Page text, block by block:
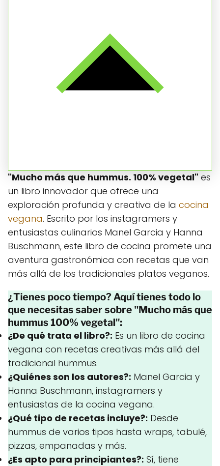
"Mucho más que hummus. 100% vegetal" es
un libro innovador que ofrece una
exploración profunda y creativa de la cocina
vegana. Escrito por los instagramers y
entusiastas culinarios Manel Garcia y Hanna
Buschmann, este libro de cocina promete una
aventura gastronómica con recetas que van
más allá de los tradicionales platos veganos.
¿Tienes poco tiempo? Aquí tienes todo lo
que necesitas saber sobre "Mucho más que
hummus 100% vegetal":
¿De qué trata el libro?: Es un libro de cocina
vegana con recetas creativas más allá del
tradicional hummus.
¿Quiénes son los autores?: Manel Garcia y
Hanna Buschmann, instagramers y
entusiastas de la cocina vegana.
¿Qué tipo de recetas incluye?: Desde
hummus de varios tipos hasta wraps, tabulé,
pizzas, empanadas y más.
¿Es apto para principiantes?: Sí, tiene